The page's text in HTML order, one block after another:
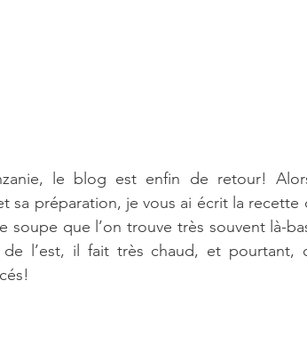
le blog est enfin de retour!
sa préparation, je vous ai écrit la recette
que l’on trouve très souvent là-
l’est, il fait très chaud, et pourtant,